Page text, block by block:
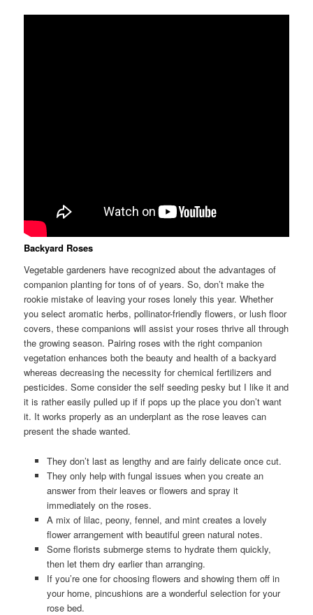
Backyard Roses
Vegetable gardeners have recognized about the advantages of
companion planting for tons of of years. So, don’t make the
rookie mistake of leaving your roses lonely this year. Whether
you select aromatic herbs, pollinator-friendly flowers, or lush floor
covers, these companions will assist your roses thrive all through
the growing season. Pairing roses with the right companion
vegetation enhances both the beauty and health of a backyard
whereas decreasing the necessity for chemical fertilizers and
pesticides. Some consider the self seeding pesky but I like it and
it is rather easily pulled up if if pops up the place you don’t want
it. It works properly as an underplant as the rose leaves can
present the shade wanted.
They don’t last as lengthy and are fairly delicate once cut.
They only help with fungal issues when you create an
answer from their leaves or flowers and spray it
immediately on the roses.
A mix of lilac, peony, fennel, and mint creates a lovely
flower arrangement with beautiful green natural notes.
Some florists submerge stems to hydrate them quickly,
then let them dry earlier than arranging.
If you’re one for choosing flowers and showing them off in
your home, pincushions are a wonderful selection for your
rose bed.